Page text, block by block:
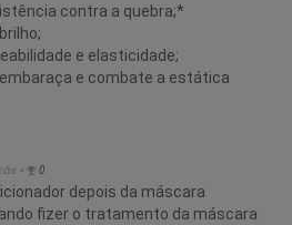
contra a quebra;*
e elasticidade;
e combate a estática
• 0
depois da máscara
fizer o tratamento da máscara